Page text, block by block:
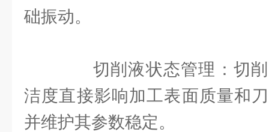
础振动。
切削液状态管理：切削
洁度直接影响加工表面质量和
并维护其参数稳定。